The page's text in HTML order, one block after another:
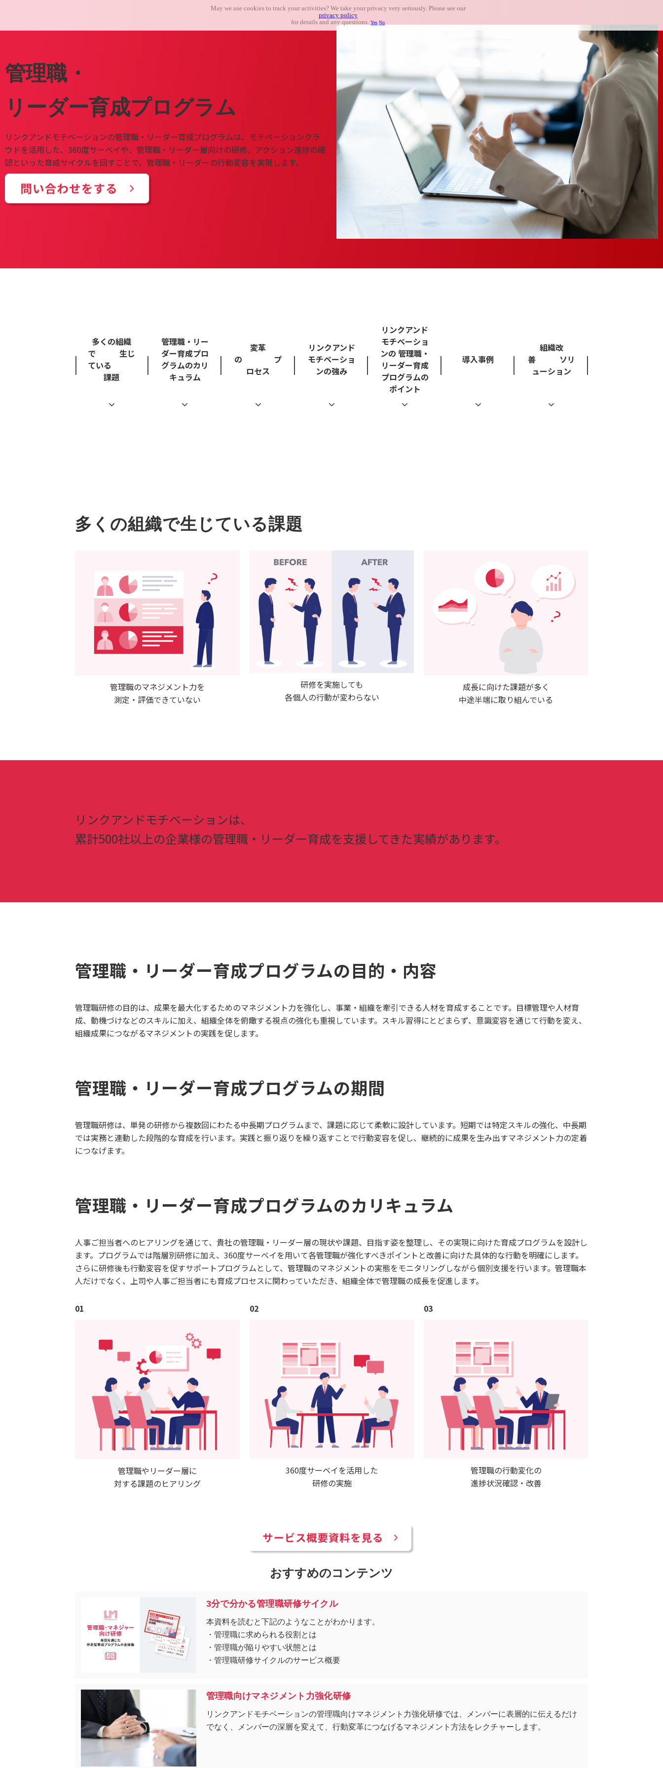
管理職・
リーダー育成プログラム
リンクアンドモチベーションの管理職・リーダー育成プログラムは、モチベーションクラ
ウドを活用した、360度サーベイや、管理職・リーダー層向けの研修、アクション進捗の確
認といった育成サイクルを回すことで、管理職・リーダーの行動変容を実現します。
多くの組織
で 生じ
ている
課題
管理職・リー
ダー育成プロ
グラムのカリ
キュラム
変革
の プ
ロセス
リンクアンド
モチベーショ
ンの強み
リンクアンド
モチベーショ
ンの 管理職・
リーダー育成
プログラムの
ポイント
導入事例
組織改
善 ソリ
ューション
多くの組織で生じている課題
管理職のマネジメント力を
測定・評価できていない
研修を実施しても
各個人の行動が変わらない
成長に向けた課題が多く
中途半端に取り組んでいる
リンクアンドモチベーションは、
累計500社以上の企業様の管理職・リーダー育成を支援してきた実績があります。
管理職・リーダー育成プログラムの目的・内容
管理職研修の目的は、成果を最大化するためのマネジメント力を強化し、事業・組織を牽引できる人材を育成することです。目標管理や人材育
成、動機づけなどのスキルに加え、組織全体を俯瞰する視点の強化も重視しています。スキル習得にとどまらず、意識変容を通じて行動を変え、
組織成果につながるマネジメントの実践を促します。
管理職・リーダー育成プログラムの期間
管理職研修は、単発の研修から複数回にわたる中長期プログラムまで、課題に応じて柔軟に設計しています。短期では特定スキルの強化、中長期
では実務と連動した段階的な育成を行います。実践と振り返りを繰り返すことで行動変容を促し、継続的に成果を生み出すマネジメント力の定着
につなげます。
管理職・リーダー育成プログラムのカリキュラム
人事ご担当者へのヒアリングを通じて、貴社の管理職・リーダー層の現状や課題、目指す姿を整理し、その実現に向けた育成プログラムを設計し
ます。プログラムでは階層別研修に加え、360度サーベイを用いて各管理職が強化すべきポイントと改善に向けた具体的な行動を明確にします。
さらに研修後も行動変容を促すサポートプログラムとして、管理職のマネジメントの実態をモニタリングしながら個別支援を行います。管理職本
人だけでなく、上司や人事ご担当者にも育成プロセスに関わっていただき、組織全体で管理職の成長を促進します。
01
管理職やリーダー層に
対する課題のヒアリング
02
360度サーベイを活用した
研修の実施
03
管理職の行動変化の
進捗状況確認・改善
おすすめのコンテンツ
3分で分かる管理職研修サイクル
本資料を読むと下記のようなことがわかります。
・管理職に求められる役割とは
・管理職が陥りやすい状態とは
・管理職研修サイクルのサービス概要
管理職向けマネジメント力強化研修
リンクアンドモチベーションの管理職向けマネジメント力強化研修では、メンバーに表層的に伝えるだけ
でなく、メンバーの深層を変えて、行動変革につなげるマネジメント方法をレクチャーします。
May we use cookies to track your activities? We take your privacy very seriously. Please see our
privacy policy
for details and any questions.Yes No